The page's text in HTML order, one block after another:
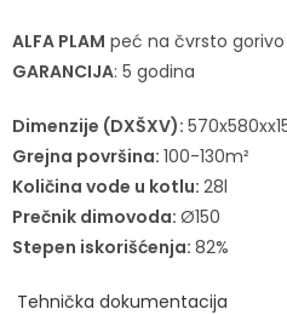
ALFA PLAM peć na čvrsto
GARANCIJA: 5 godina
Dimenzije (DXŠXV):
Grejna površina: 100-130m²
Količina vode u kotlu: 28l
Prečnik dimovoda: Ø150
Stepen iskorišćenja: 82%
Tehnička dokumentacija